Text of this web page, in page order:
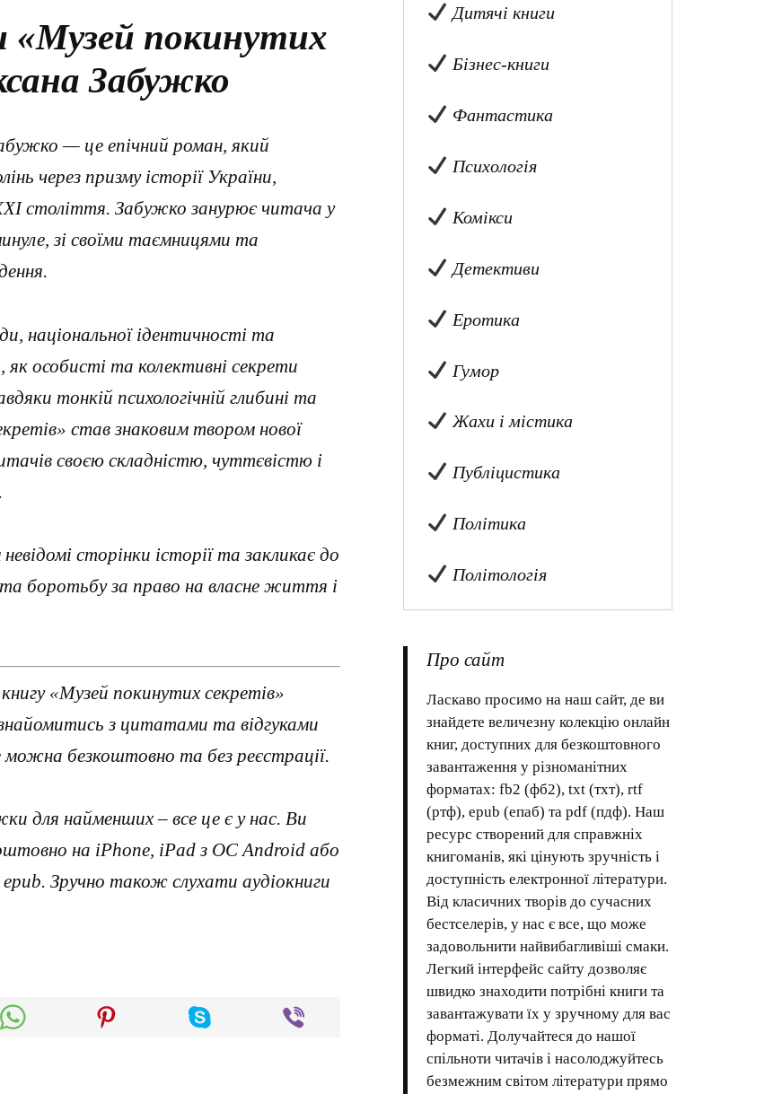
«Музей покинутих
Забужко
— це епічний роман, який
через призму історії України,
століття. Забужко занурює читача у
зі своїми таємницями та
національної ідентичності та
особисті та колективні секрети
тонкій психологічній глибині та
став знаковим твором нової
своєю складністю, чуттєвістю і
сторінки історії та закликає до
та боротьбу за право на власне життя і
«Музей покинутих секретів»
з цитатами та відгуками
безкоштовно та без реєстрації.
для найменших – все це є у нас. Ви
на iPhone, iPad з ОС Android або
Зручно також слухати аудіокниги
Дитячі книги
Бізнес-книги
Фантастика
Психологія
Комікси
Детективи
Еротика
Гумор
Жахи і містика
Публіцистика
Політика
Політологія
Про сайт
Ласкаво просимо на наш сайт, де ви
знайдете величезну колекцію онлайн
книг, доступних для безкоштовного
завантаження у різноманітних
форматах: fb2 (фб2), txt (тхт), rtf
(ртф), epub (епаб) та pdf (пдф). Наш
ресурс створений для справжніх
книгоманів, які цінують зручність і
доступність електронної літератури.
Від класичних творів до сучасних
бестселерів, у нас є все, що може
задовольнити найвибагливіші смаки.
Легкий інтерфейс сайту дозволяє
швидко знаходити потрібні книги та
завантажувати їх у зручному для вас
форматі. Долучайтеся до нашої
спільноти читачів і насолоджуйтесь
безмежним світом літератури прямо